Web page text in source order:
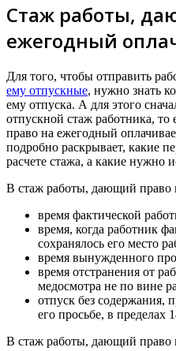
Стаж работы,
ежегодный
Для того, чтобы отправить
ему отпускные, нужно знать
ему отпуска. А для этого
отпускной стаж работника,
право на ежегодный
подробно раскрывает, какие
расчете стажа, а какие нужно
В стаж работы, дающий право
время фактической
время, когда работник
сохранялось его место
время вынужденного
время отстранения от
медосмотра не по вине
отпуск без содержания,
его просьбе, в пределах
В стаж работы, дающий право